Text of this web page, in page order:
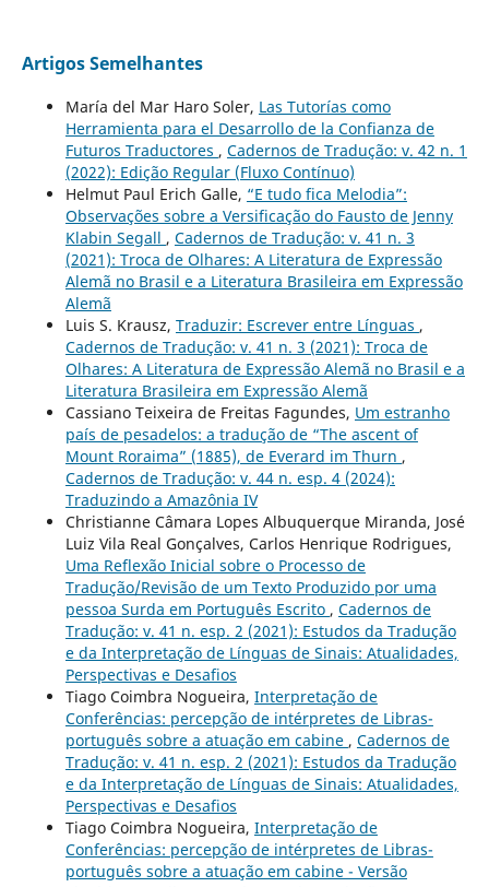
Artigos Semelhantes
María del Mar Haro Soler, Las Tutorías como
Herramienta para el Desarrollo de la Confianza de
Futuros Traductores , Cadernos de Tradução: v. 42 n. 1
(2022): Edição Regular (Fluxo Contínuo)
Helmut Paul Erich Galle, “E tudo fica Melodia”:
Observações sobre a Versificação do Fausto de Jenny
Klabin Segall , Cadernos de Tradução: v. 41 n. 3
(2021): Troca de Olhares: A Literatura de Expressão
Alemã no Brasil e a Literatura Brasileira em Expressão
Alemã
Luis S. Krausz, Traduzir: Escrever entre Línguas ,
Cadernos de Tradução: v. 41 n. 3 (2021): Troca de
Olhares: A Literatura de Expressão Alemã no Brasil e a
Literatura Brasileira em Expressão Alemã
Cassiano Teixeira de Freitas Fagundes, Um estranho
país de pesadelos: a tradução de “The ascent of
Mount Roraima” (1885), de Everard im Thurn ,
Cadernos de Tradução: v. 44 n. esp. 4 (2024):
Traduzindo a Amazônia IV
Christianne Câmara Lopes Albuquerque Miranda, José
Luiz Vila Real Gonçalves, Carlos Henrique Rodrigues,
Uma Reflexão Inicial sobre o Processo de
Tradução/Revisão de um Texto Produzido por uma
pessoa Surda em Português Escrito , Cadernos de
Tradução: v. 41 n. esp. 2 (2021): Estudos da Tradução
e da Interpretação de Línguas de Sinais: Atualidades,
Perspectivas e Desafios
Tiago Coimbra Nogueira, Interpretação de
Conferências: percepção de intérpretes de Libras-
português sobre a atuação em cabine , Cadernos de
Tradução: v. 41 n. esp. 2 (2021): Estudos da Tradução
e da Interpretação de Línguas de Sinais: Atualidades,
Perspectivas e Desafios
Tiago Coimbra Nogueira, Interpretação de
Conferências: percepção de intérpretes de Libras-
português sobre a atuação em cabine - Versão